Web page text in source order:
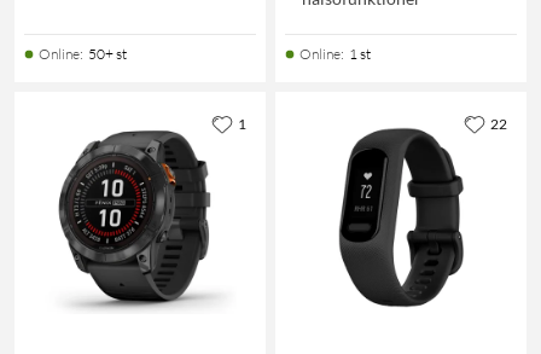
Online: 50+ st Online: 1 st
1 22